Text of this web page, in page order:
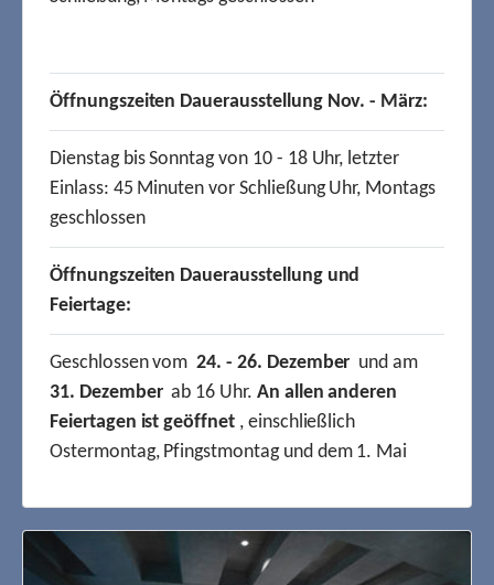
Öffnungszeiten Dauerausstellung Nov. - März:
Dienstag bis Sonntag von 10 - 18 Uhr, letzter
Einlass: 45 Minuten vor Schließung Uhr, Montags
geschlossen
Öffnungszeiten Dauerausstellung und
Feiertage:
Geschlossen vom24. - 26. Dezember und am
31. Dezemberab 16 Uhr. An allen anderen
Feiertagen ist geöffnet, einschließlich
Ostermontag, Pfingstmontag und dem 1. Mai